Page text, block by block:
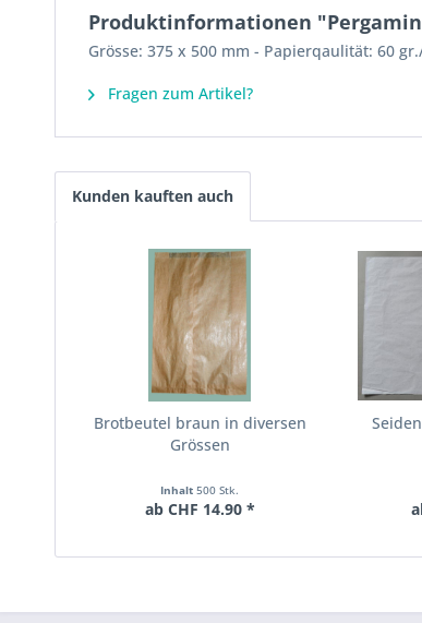
Produktinformationen
Grösse: 375 x 500 mm - Papierqaulität: 60
Fragen zum Artikel?
Kunden kauften auch
Brotbeutel braun in diversen
Grössen
Inhalt500 Stk.
ab CHF 14.90 *